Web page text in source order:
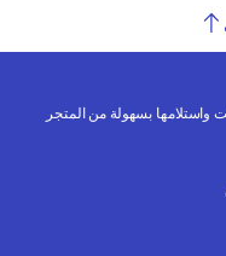
واستلامها بسهولة من المتجر